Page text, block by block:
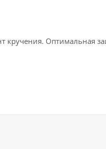
Оптимальная